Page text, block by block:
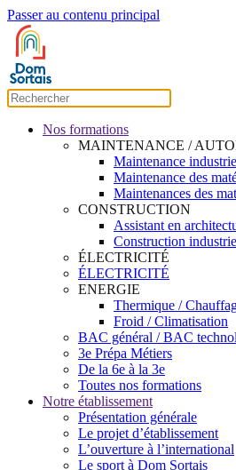
Passer au contenu principal
Nos formations
MAINTENANCE /
Maintenance
Maintenance des
Maintenances des
CONSTRUCTION
Assistant en
Construction
ÉLECTRICITÉ
ÉLECTRICITÉ
ENERGIE
Thermique /
Froid / Climatisation
BAC général / BAC
3e Prépa Métiers
De la 6e à la 3e
Toutes nos formations
Notre établissement
Présentation générale
Le projet d’établissement
L’ouverture à l’international
Le sport à Dom Sortais